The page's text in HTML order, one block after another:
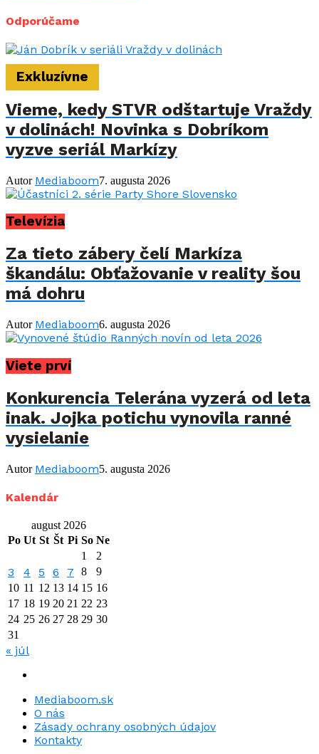
Odporúčame
Exkluzívne
Vieme, kedy STVR odštartuje Vraždy
v dolinách! Novinka s Dobríkom
vyzve seriál Markízy
Autor Mediaboom7. augusta 2026
Televízia
Za tieto zábery čelí Markíza
škandálu: Obťažovanie v reality šou
má dohru
Autor Mediaboom6. augusta 2026
Viete prví
Konkurencia Telerána vyzerá od leta
inak. Jojka potichu vynovila ranné
vysielanie
Autor Mediaboom5. augusta 2026
Kalendár
august 2026
Po Ut St Št Pi So Ne
1
2
3 4 5 6 7 8
9
10 11 12 13 14 15 16
17 18 19 20 21 22 23
24 25 26 27 28 29 30
31
« júl
Mediaboom.sk
O nás
Zásady ochrany osobných údajov
Kontakty